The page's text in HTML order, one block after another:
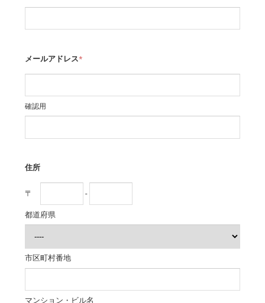
メールアドレス*
確認用
住所
〒 -
都道府県
市区町村番地
マンション・ビル名